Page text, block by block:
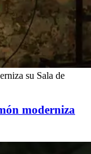
su Sala de
moderniza